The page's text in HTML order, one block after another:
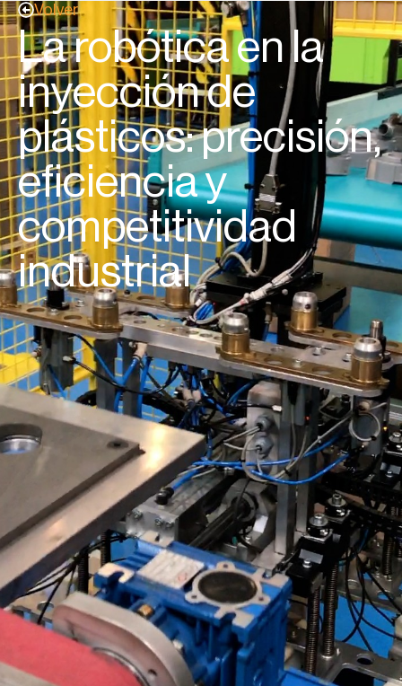
Volver
La robótica en la
inyección de
plásticos: precisión,
eficiencia y
competitividad
industrial